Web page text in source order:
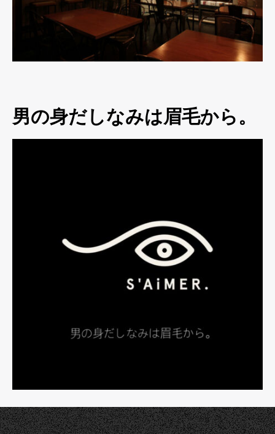
男の身だしなみは眉毛から。